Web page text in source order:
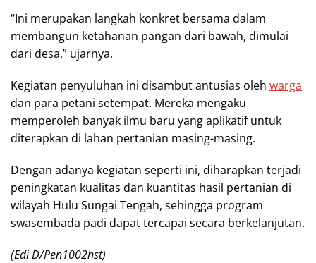
“Ini merupakan langkah konkret bersama dalam
membangun ketahanan pangan dari bawah, dimulai
dari desa,” ujarnya.
Kegiatan penyuluhan ini disambut antusias oleh warga
dan para petani setempat. Mereka mengaku
memperoleh banyak ilmu baru yang aplikatif untuk
diterapkan di lahan pertanian masing-masing.
Dengan adanya kegiatan seperti ini, diharapkan terjadi
peningkatan kualitas dan kuantitas hasil pertanian di
wilayah Hulu Sungai Tengah, sehingga program
swasembada padi dapat tercapai secara berkelanjutan.
(Edi D/Pen1002hst)